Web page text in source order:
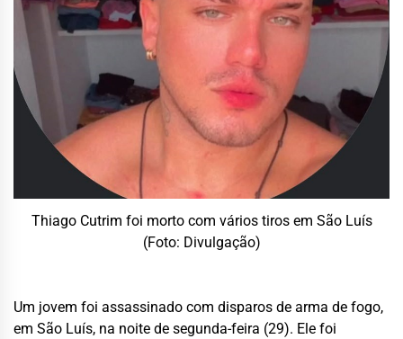
Thiago Cutrim foi morto com vários tiros em São Luís
(Foto: Divulgação)
Um jovem foi assassinado com disparos de arma de fogo,
em São Luís, na noite de segunda-feira (29). Ele foi